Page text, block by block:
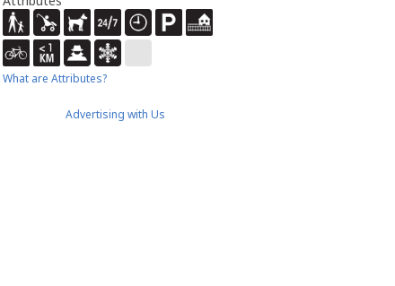
What are Attributes?
Advertising with Us